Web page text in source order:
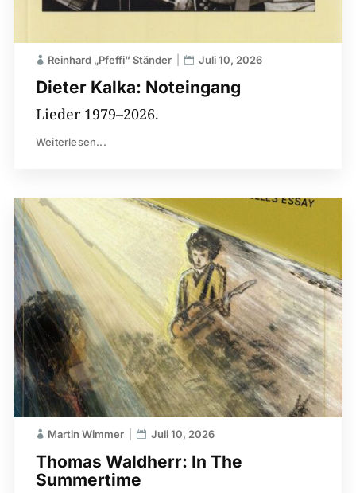
Dieter Kalka: Noteingang
Reinhard „Pfeffi“ Ständer Juli 10, 2026
Lieder 1979–2026.
Weiterlesen...
Thomas Waldherr: In The
Summertime
Martin Wimmer Juli 10, 2026